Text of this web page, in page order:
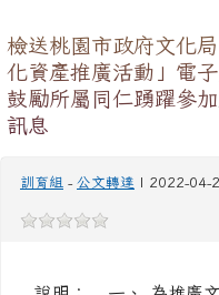
觀看完整文章
化資產推廣活動」電
鼓勵所屬同仁踴躍參